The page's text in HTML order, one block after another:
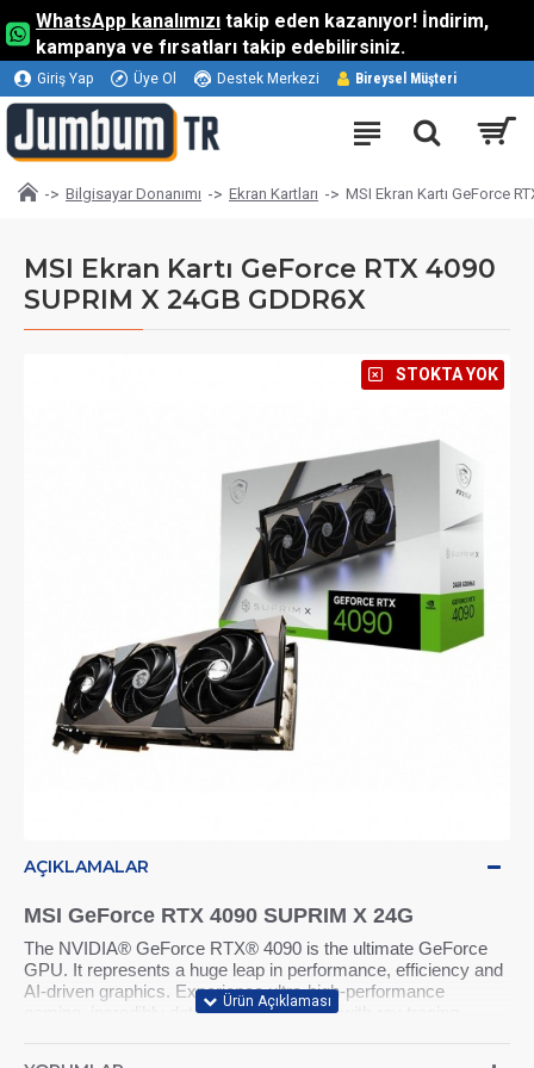
WhatsApp kanalımızı takip eden kazanıyor! İndirim,
kampanya ve fırsatları takip edebilirsiniz.
Giriş Yap Üye Ol Destek Merkezi Bireysel Müşteri
Bilgisayar Donanımı Ekran Kartları MSI Ekran Kartı GeForce
MSI Ekran Kartı GeForce RTX 4090
SUPRIM X 24GB GDDR6X
⠀STOKTA YOK
AÇIKLAMALAR
MSI GeForce RTX 4090 SUPRIM X 24G
The NVIDIA® GeForce RTX® 4090 is the ultimate GeForce
GPU. It represents a huge leap in performance, efficiency and
AI-driven graphics. Experience ultra-high-performance
gaming, incredibly detailed virtual worlds with ray tracing,